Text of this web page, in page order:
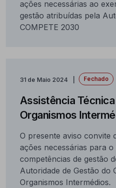
ações necessárias ao
gestão atribuídas pela
COMPETE 2030
31 de Maio 2024 Fechado
Assistência
Organismos
O presente aviso convite
ações necessárias para
competências de gestão
Autoridade de Gestão do
Organismos Intermédios.